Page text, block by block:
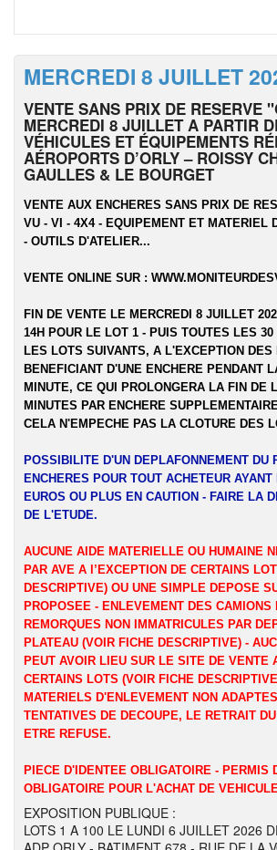
MERCREDI 8 JUILLET
VENTE SANS PRIX DE RESERVE
MERCREDI 8 JUILLET A PARTIR
VÉHICULES ET ÉQUIPEMENTS
AÉROPORTS D’ORLY – ROISSY
GAULLES & LE BOURGET
VENTE AUX ENCHERES SANS PRIX DE
VU - VI - 4X4 - EQUIPEMENT ET MATERIEL
- OUTILS D'ATELIER...
VENTE ONLINE SUR :
FIN DE VENTE LE MERCREDI 8 JUILLET
14H POUR LE LOT 1 - PUIS TOUTES LES 30
LES LOTS SUIVANTS, A L'EXCEPTION DES
BENEFICIANT D'UNE ENCHERE PENDANT
MINUTE, CE QUI PROLONGERA LA FIN DE
MINUTES PAR ENCHERE
CELA N'EMPECHE PAS LA CLOTURE DES
POSSIBILITE D'UN DEPLAFONNEMENT DU
ENCHERES POUR TOUT ACHETEUR
EUROS OU PLUS EN CAUTION - FAIRE LA
DE L'ETUDE.
AUCUNE AIDE MATERIELLE OU HUMAINE
PAR AVE A l’EXCEPTION DE CERTAINS
DESCRIPTIVE) OU UNE SIMPLE DEPOSE
PROPOSEE - ENLEVEMENT DES CAMIONS
REMORQUES NON IMMATRICULES PAR
PLATEAU (VOIR FICHE DESCRIPTIVE) -
PEUT AVOIR LIEU SUR LE SITE DE VENTE
CERTAINS LOTS (VOIR FICHE
MATERIELS D'ENLEVEMENT NON
TENTATIVES DE DECOUPE, LE RETRAIT
ETRE REFUSE.
PIECE D'IDENTEE OBLIGATOIRE - PERMIS
OBLIGATOIRE POUR L'ACHAT DE
EXPOSITION PUBLIQUE :
LOTS 1 A 100 LE LUNDI 6 JUILLET 2026